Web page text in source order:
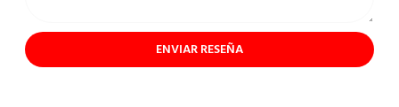
ENVIAR RESEÑA